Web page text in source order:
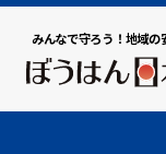
みんなで守ろう！地域の